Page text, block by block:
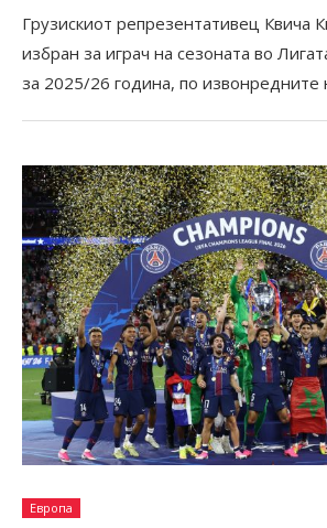
Грузискиот репрезентативец Квича
избран за играч на сезоната во
за 2025/26 година, по извонредните
Европа